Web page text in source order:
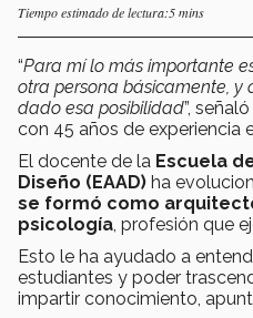
Tiempo estimado de lectura:5 mins
“Para mí lo más importante
otra persona básicamente, y
dado esa posibilidad”, señaló
con 45 años de experiencia
El docente de la Escuela
Diseño (EAAD) ha
se formó como
psicología , profesión que
Esto le ha ayudado a
estudiantes y poder
impartir conocimiento,